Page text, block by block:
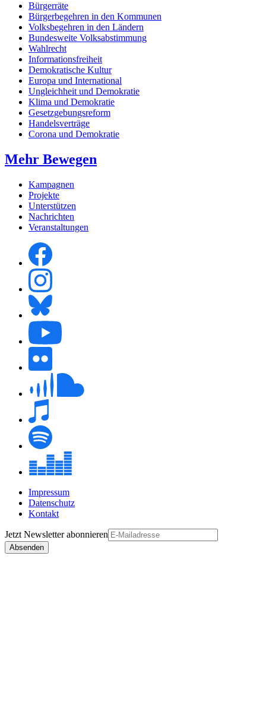
Bürgerräte
Bürgerbegehren in den Kommunen
Volksbegehren in den Ländern
Bundesweite Volksabstimmung
Wahlrecht
Informationsfreiheit
Demokratische Kultur
Europa und International
Ungleichheit und Demokratie
Klima und Demokratie
Gesetzgebungsreform
Handelsverträge
Corona und Demokratie
Mehr Bewegen
Kampagnen
Projekte
Unterstützen
Nachrichten
Veranstaltungen
Impressum
Datenschutz
Kontakt
Jetzt Newsletterabonnieren
Absenden